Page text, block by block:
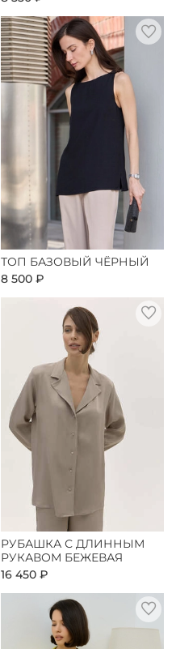
ТОП БАЗОВЫЙ ЧЁРНЫЙ
8 500 ₽
РУБАШКА С ДЛИННЫМ
РУКАВОМ БЕЖЕВАЯ
16 450 ₽